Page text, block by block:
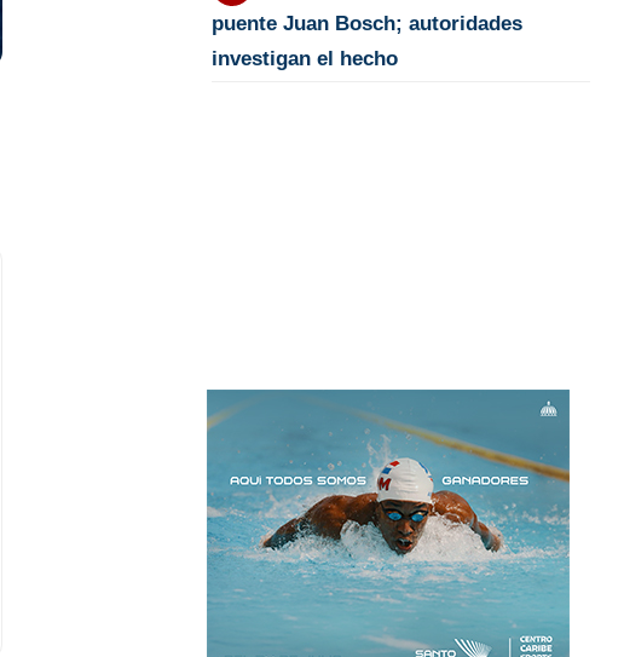
puente Juan Bosch; autoridades
investigan el hecho